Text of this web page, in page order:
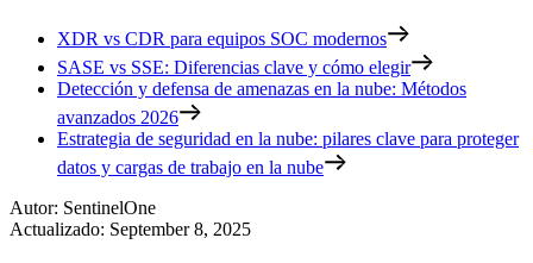
XDR vs CDR para equipos SOC modernos
SASE vs SSE: Diferencias clave y cómo elegir
Detección y defensa de amenazas en la nube: Métodos
avanzados 2026
Estrategia de seguridad en la nube: pilares clave para proteger
datos y cargas de trabajo en la nube
Autor: SentinelOne
Actualizado: September 8, 2025